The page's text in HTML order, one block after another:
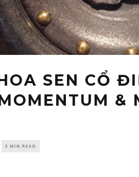
SEN CỔ
&
3 MIN READ